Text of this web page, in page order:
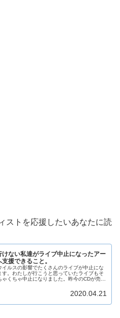
ストを応援したいあなたに読
けない私達がライブ中止になったアー
援できること。
イルスの影響でたくさんのライブが中止にな
す。わたしが行こうと思っていたライブもそ
ゃくちゃ中止になりました。昨今のCDが売れ
2020.04.21